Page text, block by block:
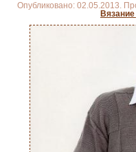
Опубликовано: 02.05.2013.